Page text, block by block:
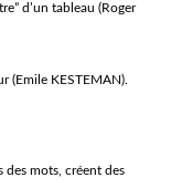
d’un tableau (Roger
(Emile KESTEMAN).
des mots, créent des